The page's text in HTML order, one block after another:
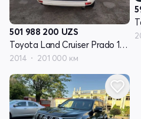
501 988 200 UZS
Toyota Land Cruiser Prado 150 Series рестайлинг 1
2014 201 000 км